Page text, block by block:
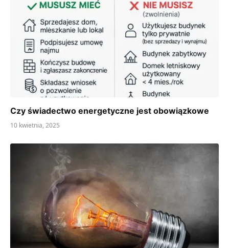
Czy świadectwo energetyczne jest obowiązkowe
10 kwietnia, 2025